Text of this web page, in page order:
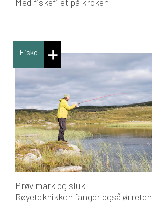
Fiske
Prøv mark og sluk
Røyeteknikken fanger også ørreten